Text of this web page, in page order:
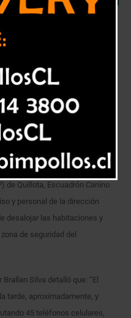
establecimientos
jueves cuando los efectivos
a los colectivos del Centro de
Felipe Así se dio inicio al
que permitió decomisar
otros artículos.
la unidad -en compañía de la
de Quillota, Escuadrón Canino
y personal de la dirección
desalojar las habitaciones y
de seguridad del
Silva detalló que: “El
tarde, aproximadamente, y
45 teléfonos celulares,